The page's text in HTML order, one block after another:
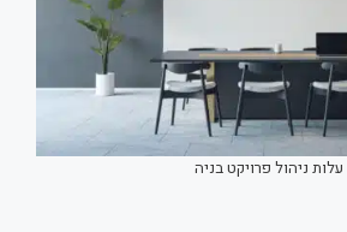
עלות ניהול פרויקט בניה